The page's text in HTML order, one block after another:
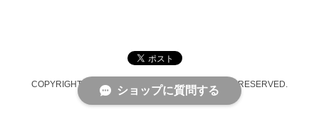
COPYRIGHT © PENCIL ONLINE SHOP ALL RIGHTS RESERVED.
ショップに質問する